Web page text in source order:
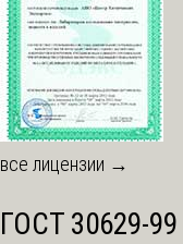
все лицензии →
ГОСТ 30629-99